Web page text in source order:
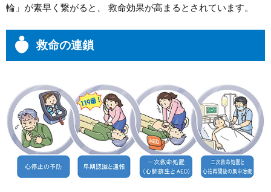
輪」が素早く繋がると、 救命効果が高まるとされています。
救命の連鎖